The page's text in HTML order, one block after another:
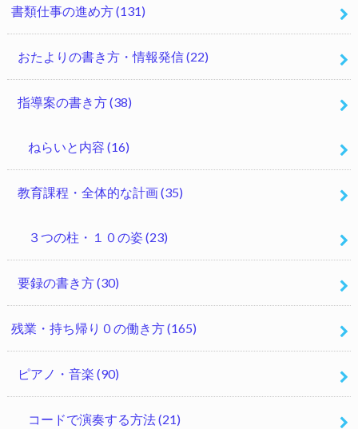
書類仕事の進め方(131)
おたよりの書き方・情報発信(22)
指導案の書き方(38)
ねらいと内容 (16)
教育課程・全体的な計画(35)
３つの柱・１０の姿(23)
要録の書き方(30)
残業・持ち帰り０の働き方(165)
ピアノ・音楽 (90)
コードで演奏する方法(21)